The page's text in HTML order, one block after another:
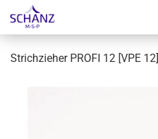
Strichzieher PROFI 12 [VPE 12]